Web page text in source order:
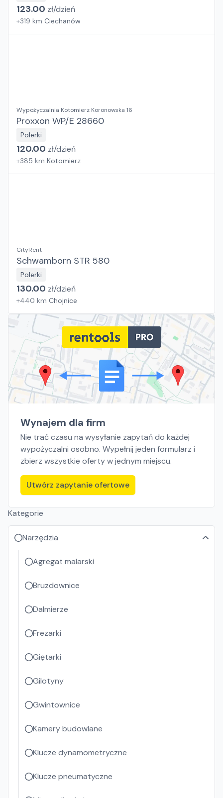
123.00 zł/dzień
+319 km Ciechanów
Wypożyczalnia Kotomierz Koronowska 16
Proxxon WP/E 28660
Polerki
120.00 zł/dzień
+385 km Kotomierz
CityRent
Schwamborn STR 580
Polerki
130.00 zł/dzień
+440 km Chojnice
Wynajem dla firm
Nie trać czasu na wysyłanie zapytań do każdej
wypożyczalni osobno. Wypełnij jeden formularz i
zbierz wszystkie oferty w jednym miejscu.
Utwórz zapytanie ofertowe
Kategorie
Narzędzia
Agregat malarski
Bruzdownice
Dalmierze
Frezarki
Giętarki
Gilotyny
Gwintownice
Kamery budowlane
Klucze dynamometryczne
Klucze pneumatyczne